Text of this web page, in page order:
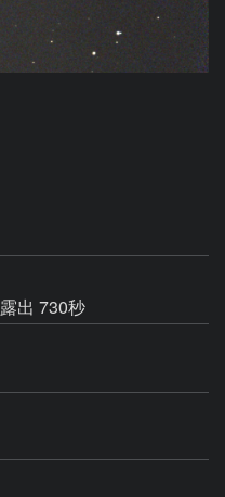
露出 730秒